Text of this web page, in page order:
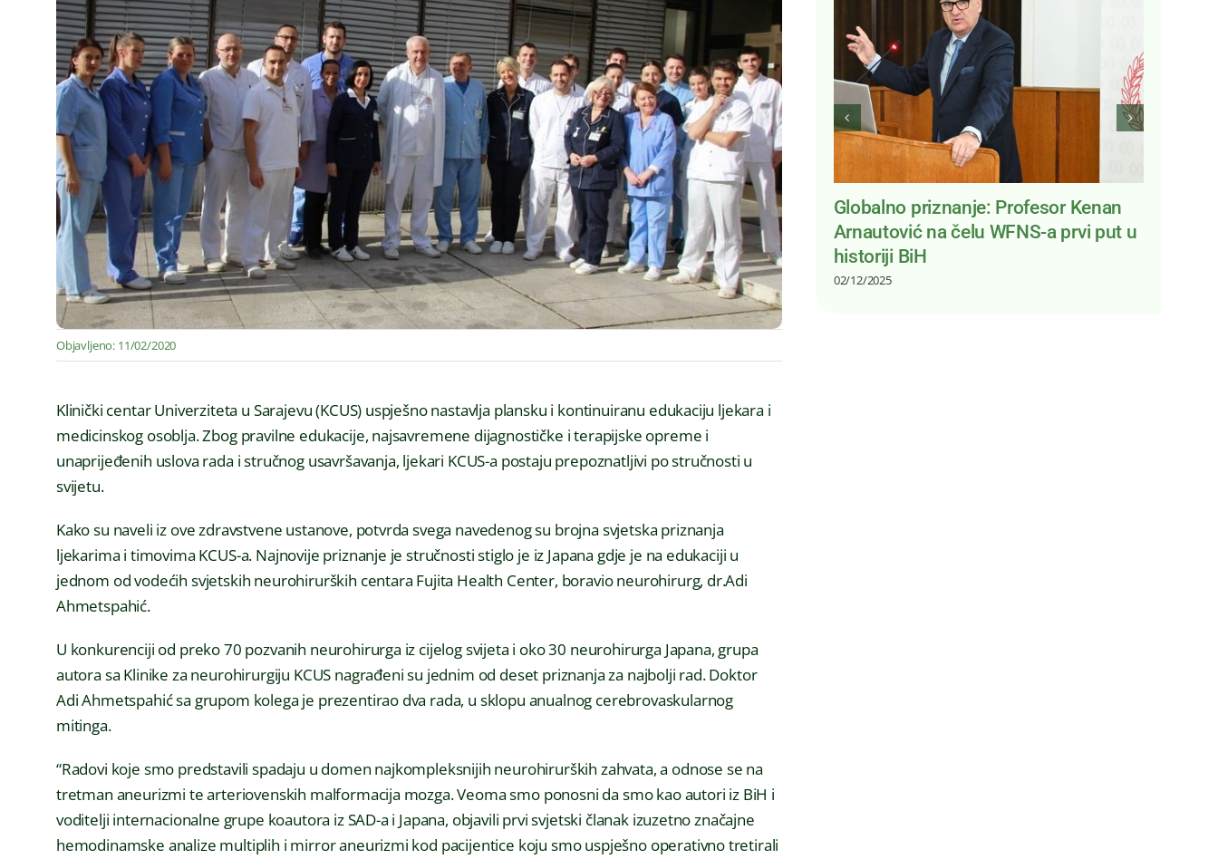
Objavljeno: 11/02/2020
Klinički centar Univerziteta u Sarajevu (KCUS) uspješno nastavlja plansku i kontinuiranu edukaciju ljekara i
medicinskog osoblja. Zbog pravilne edukacije, najsavremene dijagnostičke i terapijske opreme i
unaprijeđenih uslova rada i stručnog usavršavanja, ljekari KCUS-a postaju prepoznatljivi po stručnosti u
svijetu.
Kako su naveli iz ove zdravstvene ustanove, potvrda svega navedenog su brojna svjetska priznanja
ljekarima i timovima KCUS-a. Najnovije priznanje je stručnosti stiglo je iz Japana gdje je na edukaciji u
jednom od vodećih svjetskih neurohirurških centara Fujita Health Center, boravio neurohirurg, dr.Adi
Ahmetspahić.
U konkurenciji od preko 70 pozvanih neurohirurga iz cijelog svijeta i oko 30 neurohirurga Japana, grupa
autora sa Klinike za neurohirurgiju KCUS nagrađeni su jednim od deset priznanja za najbolji rad. Doktor
Adi Ahmetspahić sa grupom kolega je prezentirao dva rada, u sklopu anualnog cerebrovaskularnog
mitinga.
“Radovi koje smo predstavili spadaju u domen najkompleksnijih neurohirurških zahvata, a odnose se na
tretman aneurizmi te arteriovenskih malformacija mozga. Veoma smo ponosni da smo kao autori iz BiH i
voditelji internacionalne grupe koautora iz SAD-a i Japana, objavili prvi svjetski članak izuzetno značajne
hemodinamske analize multiplih i mirror aneurizmi kod pacijentice koju smo uspješno operativno tretirali
Globalno priznanje: Profesor Kenan
Arnautović na čelu WFNS-a prvi put u
historiji BiH
02/12/2025